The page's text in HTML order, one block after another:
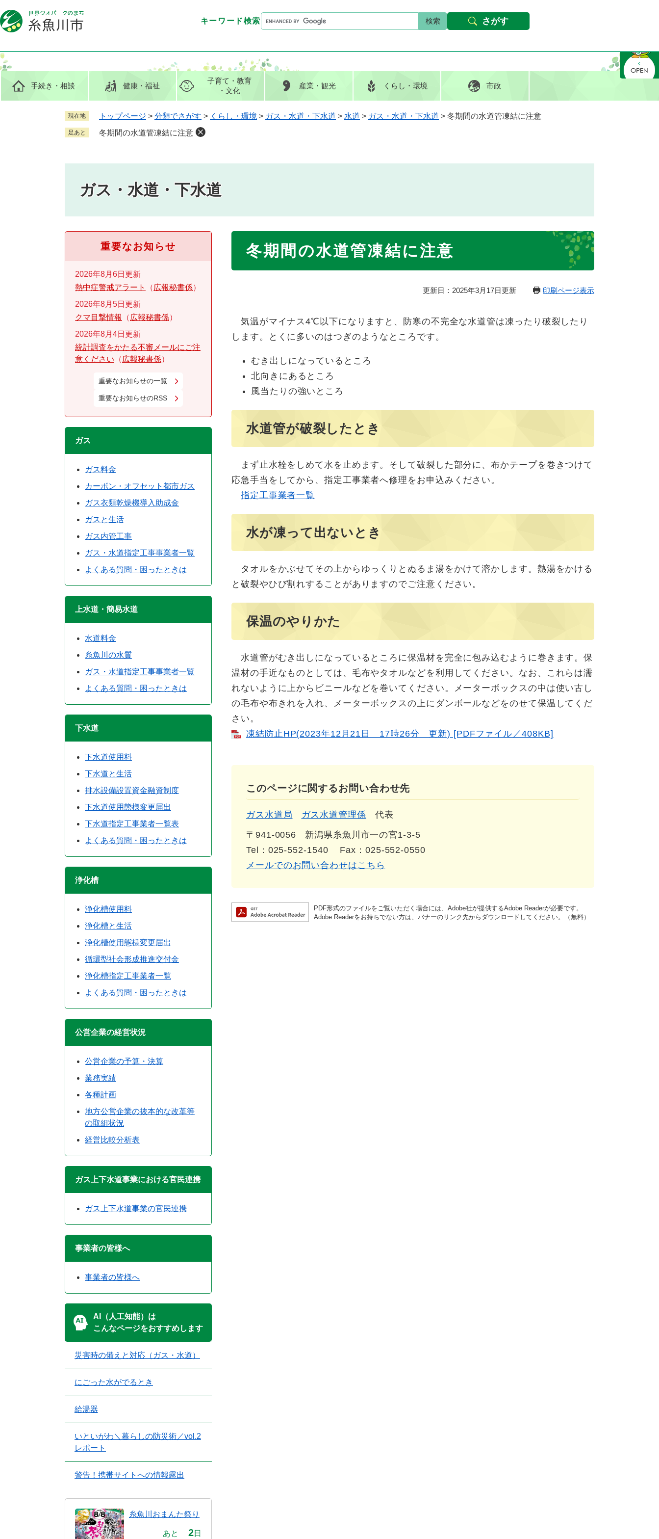
ー
ジ
先
頭
。
ニ
ュ
を
飛
て
本文へ Foreign languages
キーワード検索G
o
e
カ
ス
手続き ・相談 健康・福祉
子育て ・教育
・文化
産業 ・観光 くらし ・環境 市政
キーワード検索
G
o
g
l
ス
タ
さがす
現在地 トップページ > 分類でさがす > くらし・環境 > ガス・水道・下水道 > 水道 > ガス・水道・下水道 > 冬期間の水道管凍結に注意
足あと 冬期間の水道管凍結に注意
ガス・水道・下水道
冬期間の水道管凍結に注意
更新日：2025年3月17日更新 印刷ページ表示
気温がマイナス4℃以下になりますと、防寒の不完全な水道管は凍ったり破裂したり
します。とくに多いのはつぎのようなところです。
むき出しになっているところ
北向きにあるところ
風当たりの強いところ
水道管が破裂したとき
まず止水栓をしめて水を止めます。そして破裂した部分に、布かテープを巻きつけて
応急手当をしてから、指定工事業者へ修理をお申込みください。
指定工事業者一覧
水が凍って出ないとき
タオルをかぶせてその上からゆっくりとぬるま湯をかけて溶かします。熱湯をかける
と破裂やひび割れすることがありますのでご注意ください。
保温のやりかた
水道管がむき出しになっているところに保温材を完全に包み込むように巻きます。保
温材の手近なものとしては、毛布やタオルなどを利用してください。なお、これらは濡
れないように上からビニールなどを巻いてください。メーターボックスの中は使い古し
の毛布や布きれを入れ、メーターボックスの上にダンボールなどをのせて保温してくだ
さい。
凍結防止HP(2023年12月21日 17時26分 更新) [PDFファイル／408KB]
このページに関するお問い合わせ先
ガス水道局 ガス水道管理係 代表
〒941-0056
新潟県糸魚川市一の宮1-3-5
Tel：025-552-1540
Fax：025-552-0550
メールでのお問い合わせはこちら
PDF形式のファイルをご覧いただく場合には、Adobe社が提供するAdobe Readerが必要です。
Adobe Readerをお持ちでない方は、バナーのリンク先からダウンロードしてください。（無料）
重要なお知らせ
2026年8月6日更新
熱中症警戒アラート
広報秘書係
2026年8月5日更新
クマ目撃情報
広報秘書係
2026年8月4日更新
統計調査をかたる不審メールにご注
意ください
広報秘書係
重要なお知らせの一覧
重要なお知らせのRSS
ガス
ガス料金
カーボン・オフセット都市ガス
ガス衣類乾燥機導入助成金
ガスと生活
ガス内管工事
ガス・水道指定工事事業者一覧
よくある質問・困ったときは
上水道・簡易水道
水道料金
糸魚川の水質
ガス・水道指定工事事業者一覧
よくある質問・困ったときは
下水道
下水道使用料
下水道と生活
排水設備設置資金融資制度
下水道使用態様変更届出
下水道指定工事業者一覧表
よくある質問・困ったときは
浄化槽
浄化槽使用料
浄化槽と生活
浄化槽使用態様変更届出
循環型社会形成推進交付金
浄化槽指定工事業者一覧
よくある質問・困ったときは
公営企業の経営状況
公営企業の予算・決算
業務実績
各種計画
地方公営企業の抜本的な改革等
の取組状況
経営比較分析表
ガス上下水道事業における官民連携
ガス上下水道事業の官民連携
事業者の皆様へ
事業者の皆様へ
AI（人工知能）は
こんなページをおすすめします
災害時の備えと対応（ガス・水道）
にごった水がでるとき
給湯器
いといがわ＼暮らしの防災術／vol.2
レポート
警告！携帯サイトへの情報露出
糸魚川おまんた祭り
あと 2日